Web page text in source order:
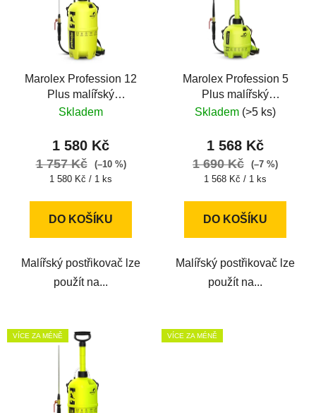
Marolex Profession 12
Plus malířský
postřikovač
Skladem
1 580 Kč
1 757 Kč
(–10 %)
Měrná
1 580 Kč / 1 ks
DO KOŠÍKU
Malířský postřikovač lze
použít na...
Marolex Profession 5
Plus malířský
postřikovač
Skladem (>5 ks)
1 568 Kč
1 690 Kč
(–7 %)
Měrná
1 568 Kč / 1 ks
DO KOŠÍKU
Malířský postřikovač lze
použít na...
VÍCE ZA MÉNĚ VÍCE ZA MÉNĚ